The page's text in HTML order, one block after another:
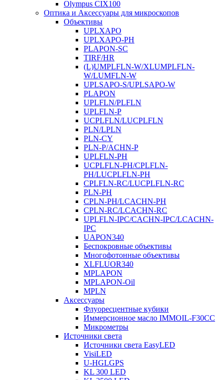
Olympus CIX100
Оптика и Аксессуары для микроскопов
Объективы
UPLXAPO
UPLXAPO-PH
PLAPON-SC
TIRF/HR
(L)UMPLFLN-W/XLUMPLFLN-
W/LUMFLN-W
UPLSAPO-S/UPLSAPO-W
PLAPON
UPLFLN/PLFLN
UPLFLN-P
UCPLFLN/LUCPLFLN
PLN/LPLN
PLN-CY
PLN-P/ACHN-P
UPLFLN-PH
UCPLFLN-PH/CPLFLN-
PH/LUCPLFLN-PH
CPLFLN-RC/LUCPLFLN-RC
PLN-PH
CPLN-PH/LCACHN-PH
CPLN-RC/LCACHN-RC
UPLFLN-IPC/CACHN-IPC/LCACHN-
IPC
UAPON340
Беспокровные объективы
Многофотонные объективы
XLFLUOR340
MPLAPON
MPLAPON-Oil
MPLN
Аксессуары
Флуоресцентные кубики
Иммерсионное масло IMMOIL-F30CC
Микрометры
Источники света
Источники света EasyLED
VisiLED
U-HGLGPS
KL 300 LED